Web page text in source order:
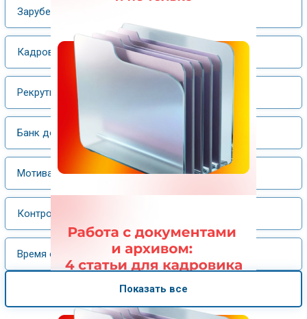
Зарубежный опыт
Кадровый менеджмент
Рекрутинг
Банк документов
Мотивация труда
Контрольная работа
Время отдыха
Показать все